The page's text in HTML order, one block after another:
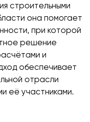
строительными
она помогает
при которой
решение
и
обеспечивает
отрасли
её участниками.